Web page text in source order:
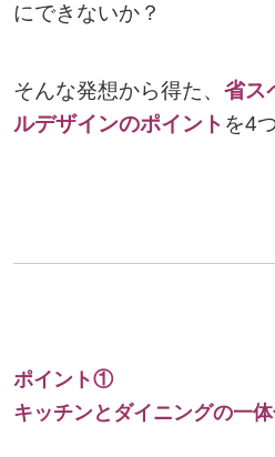
にできないか？
そんな発想から得た、 省ス
ルデザインのポイント を4
ポイント①
キッチンとダイニングの一